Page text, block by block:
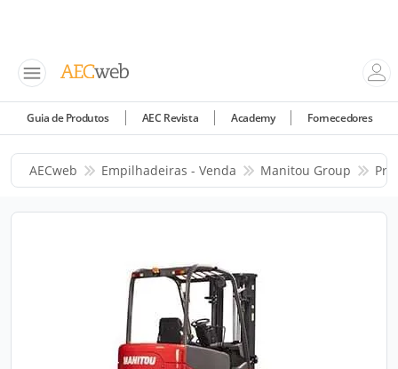
Guia de Produtos AEC Revista Academy Fornecedores
AECweb Empilhadeiras - Venda Manitou Group